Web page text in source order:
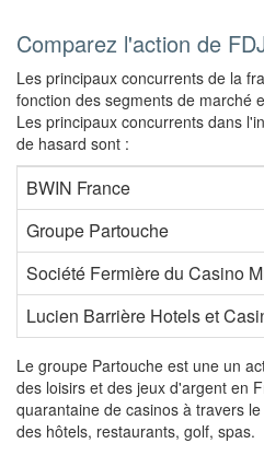
Comparez l'action de
Les principaux concurrents de la
fonction des segments de marché
Les principaux concurrents dans
de hasard sont :
BWIN France
Groupe Partouche
Société Fermière du Casino
Lucien Barrière Hotels et
Le groupe Partouche est une un
des loisirs et des jeux d'argent en
quarantaine de casinos à travers
des hôtels, restaurants, golf, spas.